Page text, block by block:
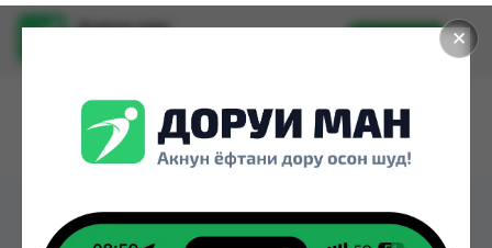
✕
Доруи ман
Установить